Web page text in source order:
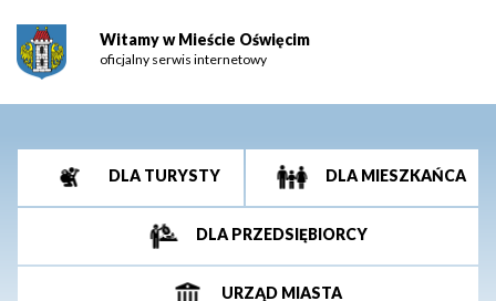
Witamy w Mieście Oświęcim
oficjalny serwis internetowy
DLA TURYSTY DLA MIESZKAŃCA
DLA PRZEDSIĘBIORCY
URZĄD MIASTA